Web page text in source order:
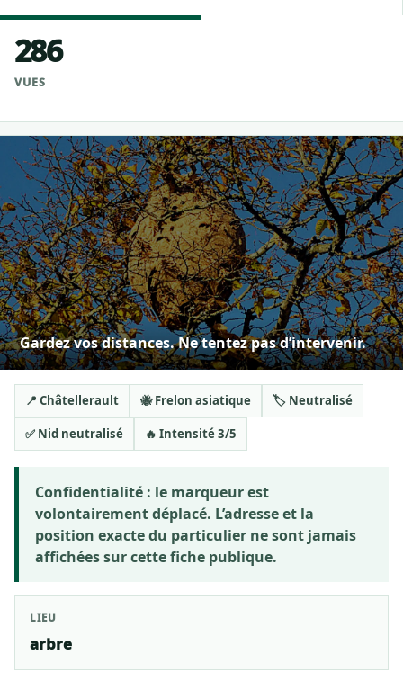
286
VUES
Gardez vos distances. Ne tentez pas d’intervenir.
📍 Châtellerault 🐝 Frelon asiatique 🏷️ Neutralisé
✅ Nid neutralisé 🔥 Intensité 3/5
Confidentialité : le marqueur est
volontairement déplacé. L’adresse et la
position exacte du particulier ne sont jamais
affichées sur cette fiche publique.
LIEU
arbre